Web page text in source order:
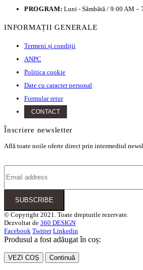
PROGRAM: Luni - Sâmbătă / 9:00 AM –
INFORMAȚII GENERALE
Termeni și condiții
ANPC
Politica cookie
Date cu caracter personal
Formular retur
CONTACT
Înscriere newsletter
Află toate noile oferte direct prin intermediul
© Copyright 2021. Toate drepturile rezervate.
Dezvoltat de 360 DESIGN
Facebook Twitter Linkedin
Produsul a fost adăugat în coș:
VEZI COȘ Continuă